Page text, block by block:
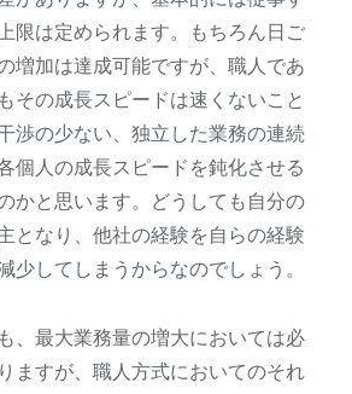
限は定められます。もちろん日ご
増加は達成可能ですが、職人であ
その成長スピードは速くないこと
渉の少ない、独立した業務の連続
個人の成長スピードを鈍化させる
かと思います。どうしても自分の
となり、他社の経験を自らの経験
少してしまうからなのでしょう。
、最大業務量の増大においては必
ますが、職人方式においてのそれ